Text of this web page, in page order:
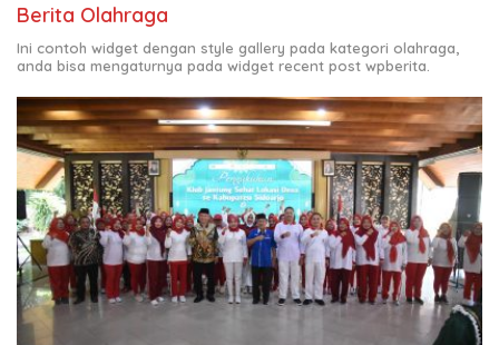
Berita Olahraga
Ini contoh widget dengan style gallery pada kategori olahraga,
anda bisa mengaturnya pada widget recent post wpberita.